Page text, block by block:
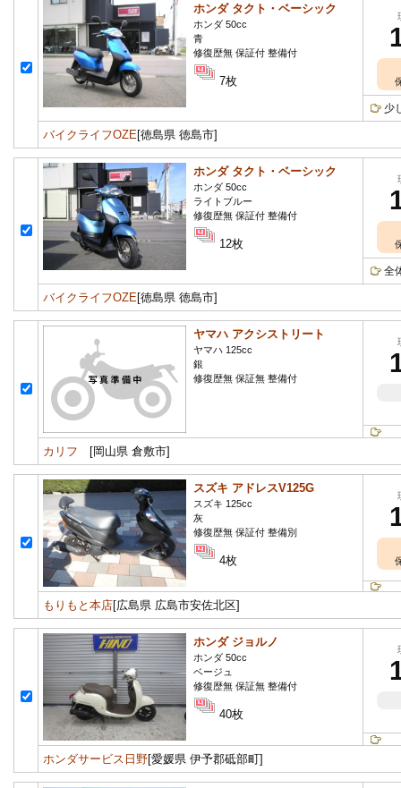
ホンダ タクト・ベーシック
ホンダ 50cc
青
修復歴無 保証付 整備付
7枚
少
バイクライフOZE[徳島県 徳島市]
ホンダ タクト・ベーシック
ホンダ 50cc
ライトブルー
修復歴無 保証付 整備付
12枚
全
バイクライフOZE[徳島県 徳島市]
ヤマハ アクシストリート
ヤマハ 125cc
銀
修復歴無 保証無 整備付
カリフ [岡山県 倉敷市]
スズキ アドレスV125G
スズキ 125cc
灰
修復歴無 保証付 整備別
4枚
もりもと本店[広島県 広島市安佐北区]
ホンダ ジョルノ
ホンダ 50cc
ベージュ
修復歴無 保証無 整備付
40枚
ホンダサービス日野[愛媛県 伊予郡砥部町]